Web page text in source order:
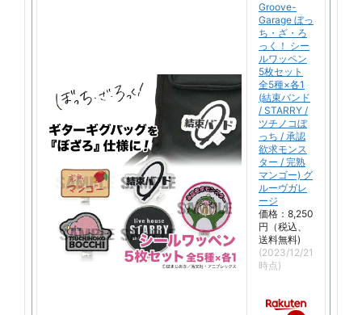
Groove-
Garage ぼっ
ち・ざ・ろ
っく！ シー
ルワッペン
5枚セット
全5種×各1
(結束バンド
/ STARRY /
ツチノコぼ
っち / 承認
欲求モンス
ター / 完熟
マンゴー) グ
ルーヴガレ
ージ
価格：8,250
円（税込、
送料無料)
(2023/12/21
時点)